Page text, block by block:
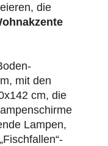
die
mit den
cm, die
Lampen,